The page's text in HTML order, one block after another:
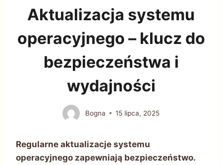
Aktualizacja systemu
operacyjnego – klucz do
bezpieczeństwa i
wydajności
Bogna 15 lipca, 2025
Regularne aktualizacje systemu
operacyjnego zapewniają bezpieczeństwo.